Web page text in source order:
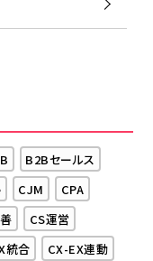
B2Bセールス
CJM
CPA
CS運営
統合
CX-EX連動